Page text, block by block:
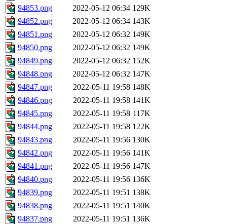
94853.png
2022-05-12 06:34 129K
94852.png
2022-05-12 06:34 143K
94851.png
2022-05-12 06:32 149K
94850.png
2022-05-12 06:32 149K
94849.png
2022-05-12 06:32 152K
94848.png
2022-05-12 06:32 147K
94847.png
2022-05-11 19:58 148K
94846.png
2022-05-11 19:58 141K
94845.png
2022-05-11 19:58 117K
94844.png
2022-05-11 19:58 122K
94843.png
2022-05-11 19:56 130K
94842.png
2022-05-11 19:56 141K
94841.png
2022-05-11 19:56 147K
94840.png
2022-05-11 19:56 136K
94839.png
2022-05-11 19:51 138K
94838.png
2022-05-11 19:51 140K
94837.png
2022-05-11 19:51 136K